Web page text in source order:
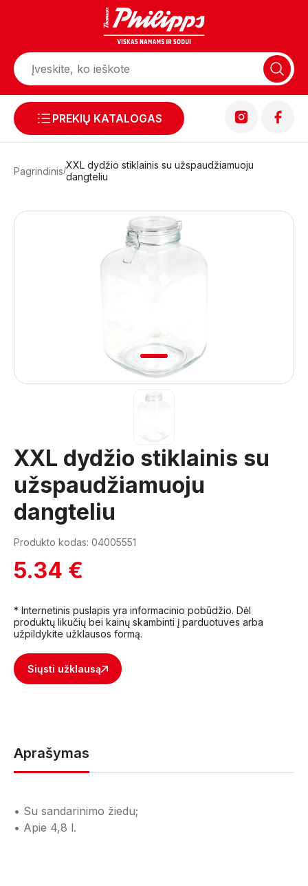
PREKIŲ KATALOGAS
Pagrindinis XXL dydžio stiklainis su užspaudžiamuoju
dangteliu
1
XXL dydžio stiklainis su
užspaudžiamuoju
dangteliu
Produkto kodas: 04005551
5.34 €
* Internetinis puslapis yra informacinio pobūdžio. Dėl
produktų likučių bei kainų skambinti į parduotuves arba
užpildykite užklausos formą.
Siųsti užklausą
Aprašymas
• Su sandarinimo žiedu;
• Apie 4,8 l.